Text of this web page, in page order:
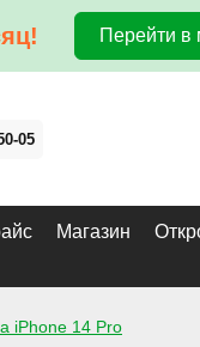
Перейти в
05
Магазин
iPhone 14 Pro